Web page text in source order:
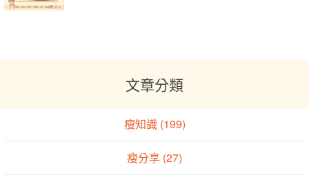
文章分類
瘦知識 (199)
瘦分享 (27)